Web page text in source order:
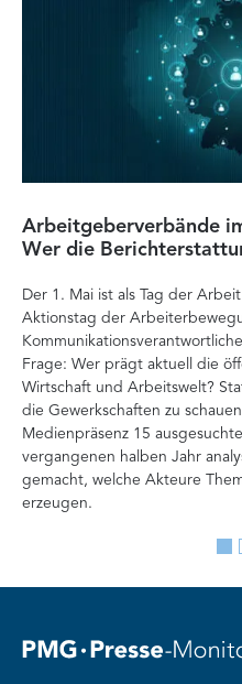
Arbeitgeberverbände
Wer die
Der 1. Mai ist als Tag der
Aktionstag der
Frage: Wer prägt aktuell die
Wirtschaft und Arbeitswelt?
die Gewerkschaften zu
Medienpräsenz 15
vergangenen halben Jahr
gemacht, welche Akteure
erzeugen.